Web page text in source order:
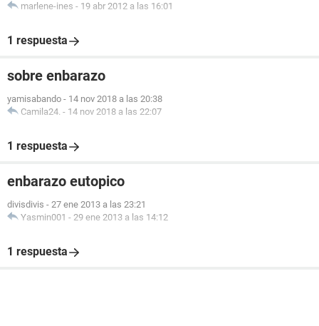
marlene-ines - 19 abr 2012 a las 16:01
1 respuesta
sobre enbarazo
yamisabando - 14 nov 2018 a las 20:38
Camila24. - 14 nov 2018 a las 22:07
1 respuesta
enbarazo eutopico
divisdivis - 27 ene 2013 a las 23:21
Yasmin001 - 29 ene 2013 a las 14:12
1 respuesta